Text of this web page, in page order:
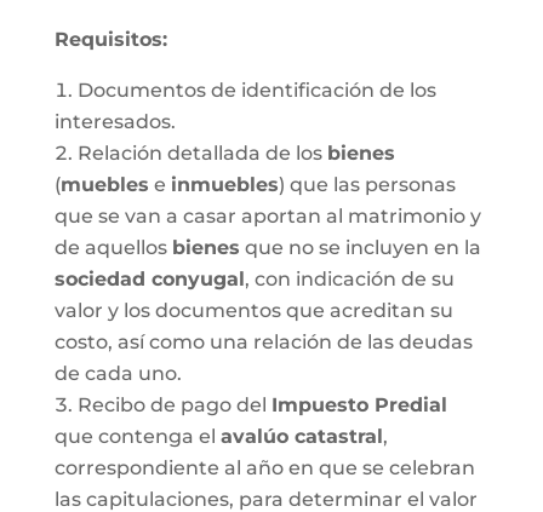
Requisitos:
Documentos de identificación de los
interesados.
Relación detallada de los bienes
(muebles e inmuebles) que las personas
que se van a casar aportan al matrimonio y
de aquellos bienes que no se incluyen en la
sociedad conyugal, con indicación de su
valor y los documentos que acreditan su
costo, así como una relación de las deudas
de cada uno.
Recibo de pago del Impuesto Predial
que contenga el avalúo catastral,
correspondiente al año en que se celebran
las capitulaciones, para determinar el valor